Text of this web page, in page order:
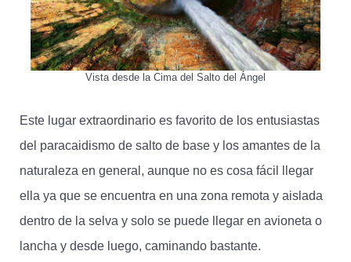
Vista desde la Cima del Salto del Ángel
Este lugar extraordinario es favorito de los entusiastas
del paracaidismo de salto de base y los amantes de la
naturaleza en general, aunque no es cosa fácil llegar
ella ya que se encuentra en una zona remota y aislada
dentro de la selva y solo se puede llegar en avioneta o
lancha y desde luego, caminando bastante.